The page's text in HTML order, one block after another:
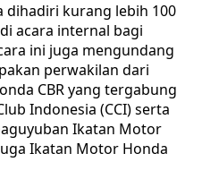
dihadiri kurang lebih 100
acara internal bagi
ini juga mengundang
perwakilan dari
CBR yang tergabung
Indonesia (CCI) serta
Ikatan Motor
Ikatan Motor Honda